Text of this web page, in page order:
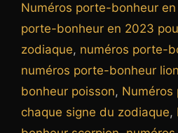
Numéros porte-bonheur
porte-bonheur en 2023
zodiaque, numéros porte-
numéros porte-bonheur lion
bonheur poisson,
chaque signe du zodiaque,